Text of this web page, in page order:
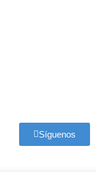
Síguenos